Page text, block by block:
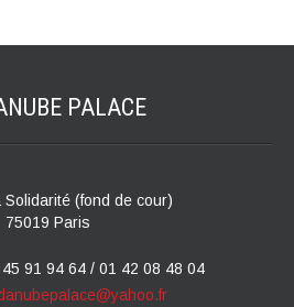
PALACE
Solidarité (fond de cour)
75019 Paris
91 94 64 / 01 42 08 48 04